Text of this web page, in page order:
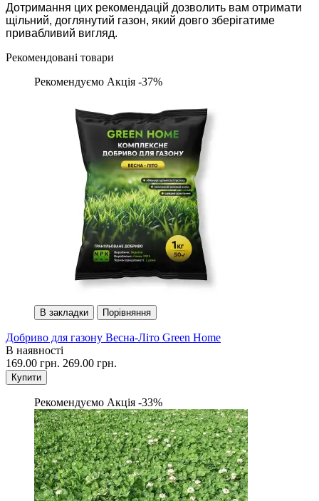
Дотримання цих рекомендацій дозволить вам отримати
щільний, доглянутий газон, який довго зберігатиме
привабливий вигляд.
Рекомендовані товари
Рекомендуємо Акція -37%
В закладки Порівняння
Добриво для газону Весна-Літо Green Home
В наявності
169.00 грн. 269.00 грн.
Купити
Рекомендуємо Акція -33%